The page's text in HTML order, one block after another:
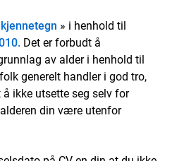
» i henhold til
Det er forbudt å
av alder i henhold til
generelt handler i god tro,
ikke utsette seg selv for
din være utenfor